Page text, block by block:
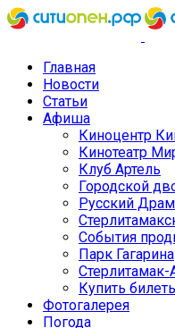
Главная
Новости
Статьи
Афиша
Киноцентр
Кинотеатр
Клуб Артель
Городской
Русский
События
Парк Гагарина
Стерлитамак-
Купить
Фотогалерея
Погода